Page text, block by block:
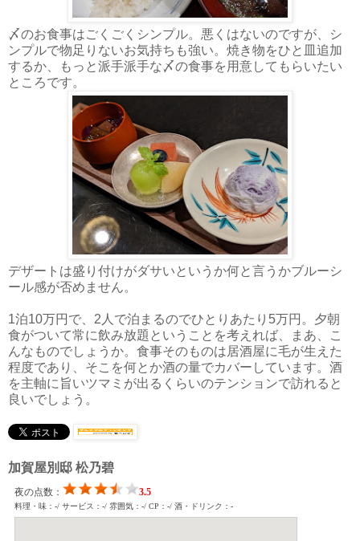
〆のお食事はごくごくシンプル。悪くはないのですが、シ
ンプルで物足りないお気持ちも強い。焼き物をひと皿追加
するか、もっと派手派手な〆の食事を用意してもらいたい
ところです。
デザートは盛り付けがダサいというか何と言うかブルーシ
ール感が否めません。
1泊10万円で、2人で泊まるのでひとりあたり5万円。夕朝
食がついて常に飲み放題ということを考えれば、まあ、こ
んなものでしょうか。食事そのものは居酒屋に毛が生えた
程度であり、そこを何とか酒の量でカバーしています。酒
を主軸に旨いツマミが出るくらいのテンションで訪れると
良いでしょう。
加賀屋別邸 松乃碧